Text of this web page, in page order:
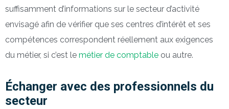
suffisamment d’informations sur le secteur d’activité
envisagé afin de vérifier que ses centres d’intérêt et ses
compétences correspondent réellement aux exigences
du métier, si c’est le métier de comptable ou autre.
Échanger avec des professionnels du
secteur